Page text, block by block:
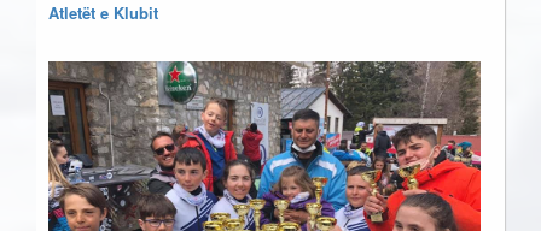
Atletët e Klubit